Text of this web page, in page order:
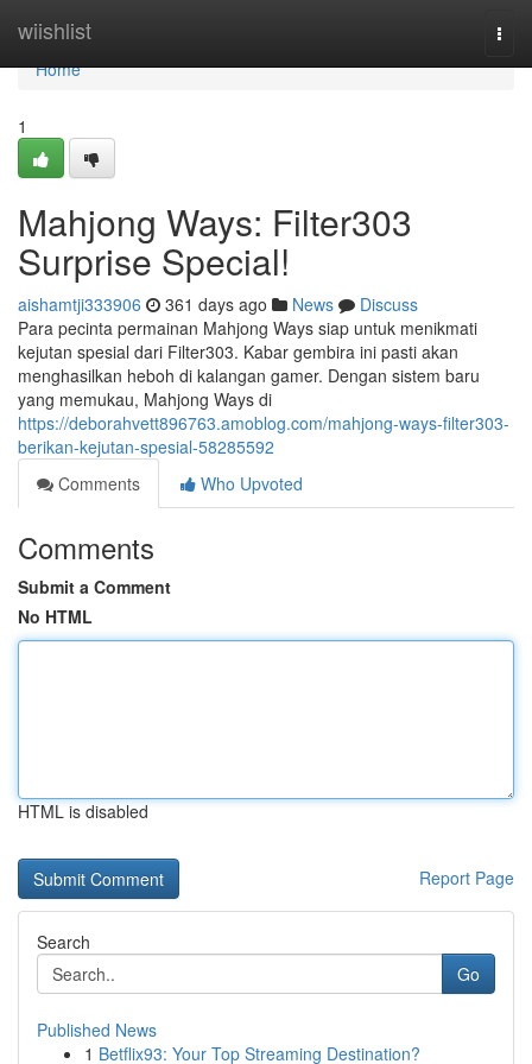
wiishlist
Home
Home
1
Mahjong Ways: Filter303
Surprise Special!
aishamtji333906 361 days ago News
Discuss
Para pecinta permainan Mahjong Ways siap untuk menikmati
kejutan spesial dari Filter303. Kabar gembira ini pasti akan
menghasilkan heboh di kalangan gamer. Dengan sistem baru
yang memukau, Mahjong Ways di
https://deborahvett896763.amoblog.com/mahjong-ways-filter303-
berikan-kejutan-spesial-58285592
Comments
Who Upvoted
Comments
Submit a Comment
No HTML
HTML is disabled
Report Page
Search
Go
Published News
1 Betflix93: Your Top Streaming Destination?